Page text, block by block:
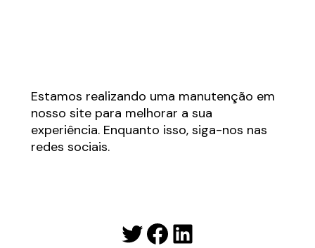
Estamos realizando uma manutenção em
nosso site para melhorar a sua
experiência. Enquanto isso, siga-nos nas
redes sociais.
Twitter
Facebook
LinkedIn